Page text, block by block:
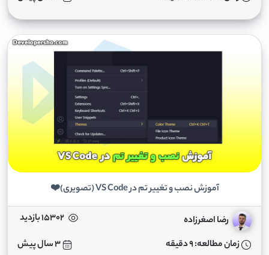
آموزش نصب و تغییر تم در VS Code (تصویری)❤️
رضا اصغرزاده
15302 بازدید
زمان مطالعه: 9 دقیقه
3 سال پیش